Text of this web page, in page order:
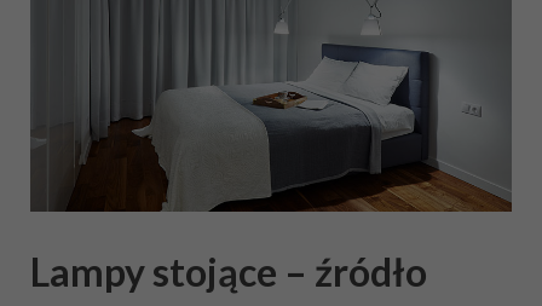
Lampy stojące – źródło